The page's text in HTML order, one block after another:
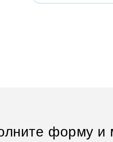
форму и